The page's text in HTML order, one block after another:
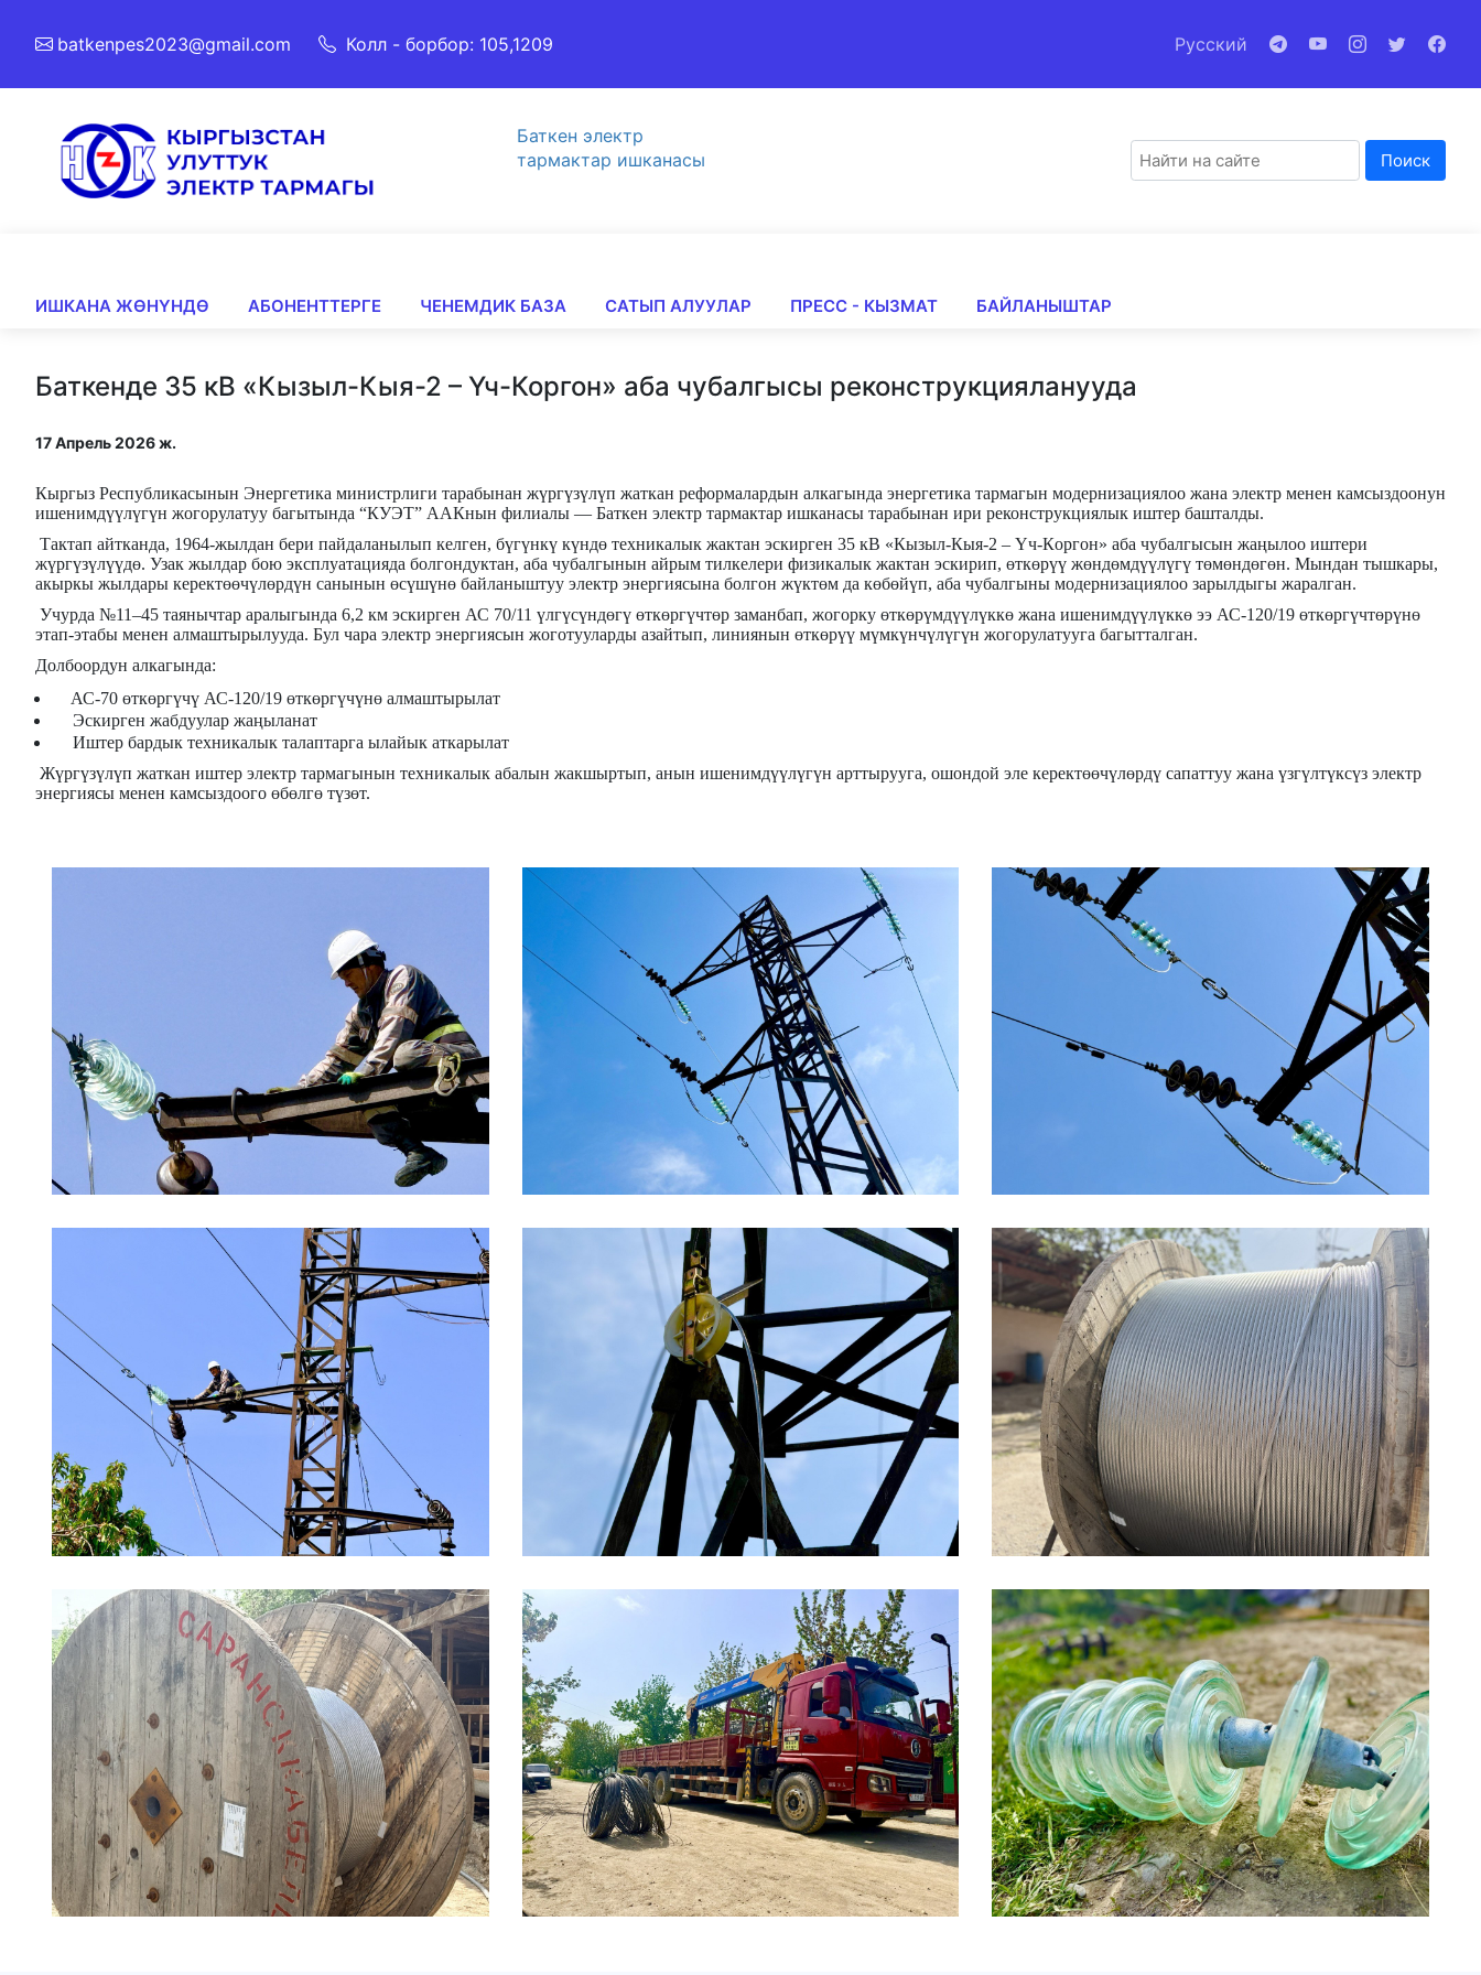
batkenpes2023@gmail.com Колл - борбор: 105,1209 Русский
Баткен электр
тармактар ишканасы
Поиск
ИШКАНА ЖӨНҮНДӨ АБОНЕНТТЕРГЕ ЧЕНЕМДИК БАЗА САТЫП АЛУУЛАР ПРЕСС - КЫЗМАТ БАЙЛАНЫШТАР
Баткенде 35 кВ «Кызыл-Кыя-2 – Үч-Коргон» аба чубалгысы реконструкцияланууда
17 Апрель 2026 ж.
Кыргыз Республикасынын Энергетика министрлиги тарабынан жүргүзүлүп жаткан реформалардын алкагында энергетика тармагын модернизациялоо жана электр менен камсыздоонун
ишенимдүүлүгүн жогорулатуу багытында “КУЭТ” ААКнын филиалы — Баткен электр тармактар ишканасы тарабынан ири реконструкциялык иштер башталды.
Тактап айтканда, 1964-жылдан бери пайдаланылып келген, бүгүнкү күндө техникалык жактан эскирген 35 кВ «Кызыл-Кыя-2 – Үч-Коргон» аба чубалгысын жаңылоо иштери
жүргүзүлүүдө. Узак жылдар бою эксплуатацияда болгондуктан, аба чубалгынын айрым тилкелери физикалык жактан эскирип, өткөрүү жөндөмдүүлүгү төмөндөгөн. Мындан тышкары,
акыркы жылдары керектөөчүлөрдүн санынын өсүшүнө байланыштуу электр энергиясына болгон жүктөм да көбөйүп, аба чубалгыны модернизациялоо зарылдыгы жаралган.
Учурда №11–45 таянычтар аралыгында 6,2 км эскирген АС 70/11 үлгүсүндөгү өткөргүчтөр заманбап, жогорку өткөрүмдүүлүккө жана ишенимдүүлүккө ээ АС-120/19 өткөргүчтөрүнө
этап-этабы менен алмаштырылууда. Бул чара электр энергиясын жоготууларды азайтып, линиянын өткөрүү мүмкүнчүлүгүн жогорулатууга багытталган.
Долбоордун алкагында:
АС-70 өткөргүчү АС-120/19 өткөргүчүнө алмаштырылат
Эскирген жабдуулар жаңыланат
Иштер бардык техникалык талаптарга ылайык аткарылат
Жүргүзүлүп жаткан иштер электр тармагынын техникалык абалын жакшыртып, анын ишенимдүүлүгүн арттырууга, ошондой эле керектөөчүлөрдү сапаттуу жана үзгүлтүксүз электр
энергиясы менен камсыздоого өбөлгө түзөт.